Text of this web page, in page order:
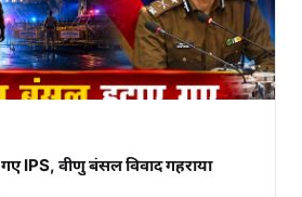
गए IPS, वीणु बंसल विवाद गहराया